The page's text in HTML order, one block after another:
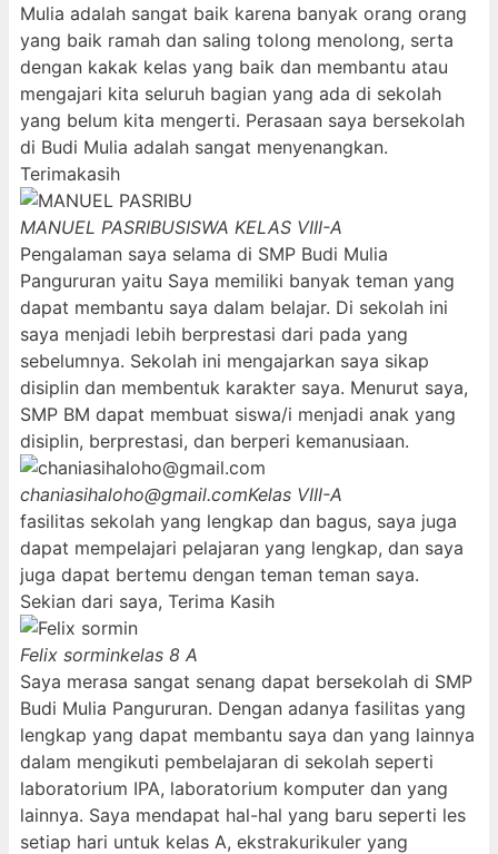
Mulia adalah sangat baik karena banyak orang orang
yang baik ramah dan saling tolong menolong, serta
dengan kakak kelas yang baik dan membantu atau
mengajari kita seluruh bagian yang ada di sekolah
yang belum kita mengerti. Perasaan saya bersekolah
di Budi Mulia adalah sangat menyenangkan.
Terimakasih
MANUEL PASRIBUSISWA KELAS VIII-A
Pengalaman saya selama di SMP Budi Mulia
Pangururan yaitu Saya memiliki banyak teman yang
dapat membantu saya dalam belajar. Di sekolah ini
saya menjadi lebih berprestasi dari pada yang
sebelumnya. Sekolah ini mengajarkan saya sikap
disiplin dan membentuk karakter saya. Menurut saya,
SMP BM dapat membuat siswa/i menjadi anak yang
disiplin, berprestasi, dan berperi kemanusiaan.
chaniasihaloho@gmail.comKelas VIII-A
fasilitas sekolah yang lengkap dan bagus, saya juga
dapat mempelajari pelajaran yang lengkap, dan saya
juga dapat bertemu dengan teman teman saya.
Sekian dari saya, Terima Kasih
Felix sorminkelas 8 A
Saya merasa sangat senang dapat bersekolah di SMP
Budi Mulia Pangururan. Dengan adanya fasilitas yang
lengkap yang dapat membantu saya dan yang lainnya
dalam mengikuti pembelajaran di sekolah seperti
laboratorium IPA, laboratorium komputer dan yang
lainnya. Saya mendapat hal-hal yang baru seperti les
setiap hari untuk kelas A, ekstrakurikuler yang